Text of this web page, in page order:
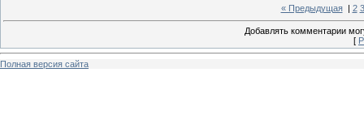
« Предыдущая| 2 3
Добавлять комментарии
[
Полная версия сайта